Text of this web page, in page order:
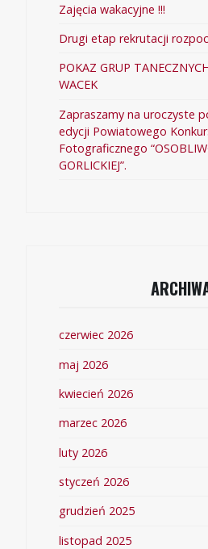
Zajęcia wakacyjne !!!
Drugi etap rekrutacji
POKAZ GRUP
WACEK
Zapraszamy na uroczyste
edycji Powiatowego
Fotograficznego
GORLICKIEJ”.
czerwiec 2026
maj 2026
kwiecień 2026
marzec 2026
luty 2026
styczeń 2026
grudzień 2025
listopad 2025